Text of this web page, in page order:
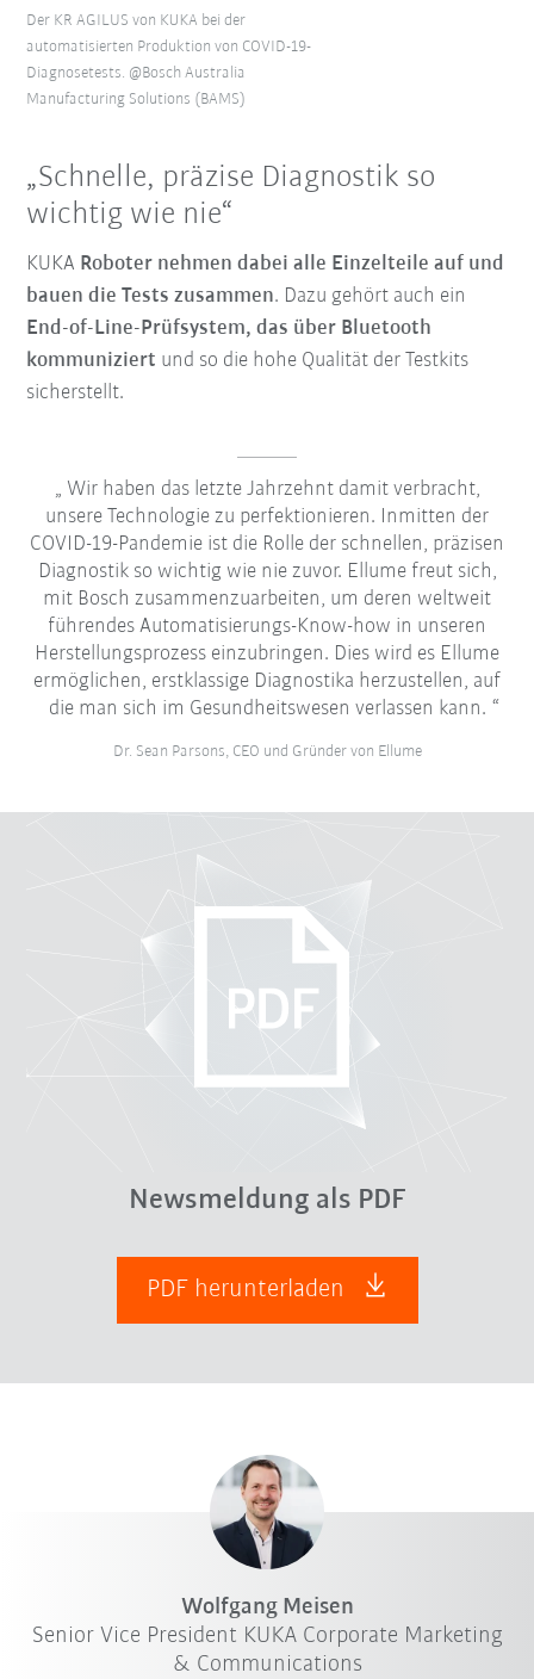
Der KR AGILUS von KUKA bei der
automatisierten Produktion von COVID-19-
Diagnosetests. @Bosch Australia
Manufacturing Solutions (BAMS)
„Schnelle, präzise Diagnostik so
wichtig wie nie“
KUKA Roboter nehmen dabei alle Einzelteile auf und
bauen die Tests zusammen. Dazu gehört auch ein
End-of-Line-Prüfsystem, das über Bluetooth
kommuniziert und so die hohe Qualität der Testkits
sicherstellt.
Wir haben das letzte Jahrzehnt damit verbracht,
unsere Technologie zu perfektionieren. Inmitten der
COVID-19-Pandemie ist die Rolle der schnellen, präzisen
Diagnostik so wichtig wie nie zuvor. Ellume freut sich,
mit Bosch zusammenzuarbeiten, um deren weltweit
führendes Automatisierungs-Know-how in unseren
Herstellungsprozess einzubringen. Dies wird es Ellume
ermöglichen, erstklassige Diagnostika herzustellen, auf
die man sich im Gesundheitswesen verlassen kann.
Dr. Sean Parsons, CEO und Gründer von Ellume
Newsmeldung als PDF
PDF herunterladen
Wolfgang Meisen
Senior Vice President KUKA Corporate Marketing
& Communications